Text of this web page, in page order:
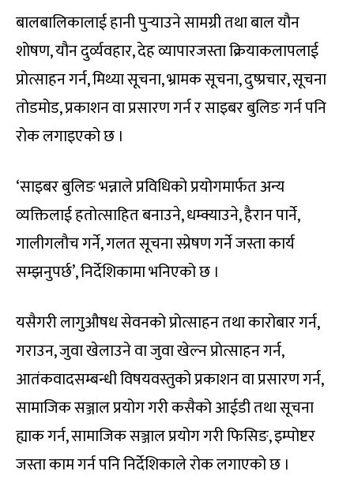
बालबालिकालाई हानी पुर्‍याउने सामग्री तथा बाल यौन
शोषण, यौन दुर्व्यवहार, देह व्यापारजस्ता क्रियाकलापलाई
प्रोत्साहन गर्न, मिथ्या सूचना, भ्रामक सूचना, दुष्प्रचार, सूचना
तोडमोड, प्रकाशन वा प्रसारण गर्न र साइबर बुलिङ गर्न पनि
रोक लगाइएको छ ।
‘साइबर बुलिङ भन्नाले प्रविधिको प्रयोगमार्फत अन्य
व्यक्तिलाई हतोत्साहित बनाउने, धम्क्याउने, हैरान पार्ने,
गालीगलौच गर्ने, गलत सूचना स्प्रेषण गर्ने जस्ता कार्य
सम्झनुपर्छ’, निर्देशिकामा भनिएको छ ।
यसैगरी लागुऔषध सेवनको प्रोत्साहन तथा कारोबार गर्न,
गराउन, जुवा खेलाउने वा जुवा खेल्न प्रोत्साहन गर्न,
आतंकवादसम्बन्धी विषयवस्तुको प्रकाशन वा प्रसारण गर्न,
सामाजिक सञ्जाल प्रयोग गरी कसैको आईडी तथा सूचना
ह्याक गर्न, सामाजिक सञ्जाल प्रयोग गरी फिसिङ, इम्पोष्टर
जस्ता काम गर्न पनि निर्देशिकाले रोक लगाएको छ ।